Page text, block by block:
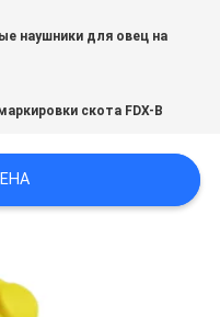
наушники для овец на
скота FDX-B